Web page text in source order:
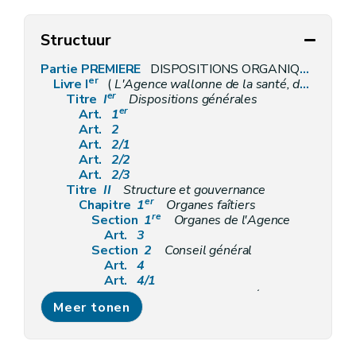
Structuur
Partie PREMIERE DISPOSITIONS ORGANIQUES
Livre Ier (L'Agence wallonne de la santé, de la protection sociale, du handicap et des familles
Titre Ier
Dispositions générales
Art.
1er
Art. 2
Art. 2/1
Art. 2/2
Art. 2/3
Titre II
Structure et gouvernance
Chapitre 1er
Organes faîtiers
Section 1re
Organes de l'Agence
Art. 3
Section2
Conseil général
Art. 4
Art. 4/1
Section
Conseil de stratégie et de prospective
Art.
5
Art.5/1
Meer tonen